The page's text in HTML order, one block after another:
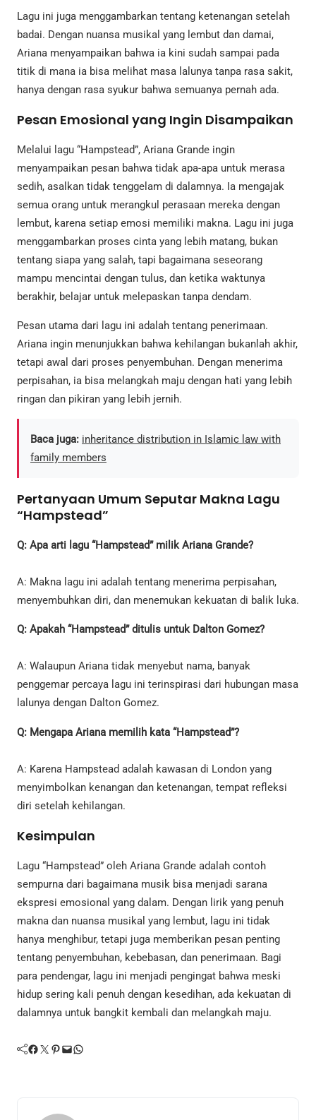
Lagu ini juga menggambarkan tentang ketenangan setelah
badai. Dengan nuansa musikal yang lembut dan damai,
Ariana menyampaikan bahwa ia kini sudah sampai pada
titik di mana ia bisa melihat masa lalunya tanpa rasa sakit,
hanya dengan rasa syukur bahwa semuanya pernah ada.
Pesan Emosional yang Ingin Disampaikan
Melalui lagu “Hampstead”, Ariana Grande ingin
menyampaikan pesan bahwa tidak apa-apa untuk merasa
sedih, asalkan tidak tenggelam di dalamnya. Ia mengajak
semua orang untuk merangkul perasaan mereka dengan
lembut, karena setiap emosi memiliki makna. Lagu ini juga
menggambarkan proses cinta yang lebih matang, bukan
tentang siapa yang salah, tapi bagaimana seseorang
mampu mencintai dengan tulus, dan ketika waktunya
berakhir, belajar untuk melepaskan tanpa dendam.
Pesan utama dari lagu ini adalah tentang penerimaan.
Ariana ingin menunjukkan bahwa kehilangan bukanlah akhir,
tetapi awal dari proses penyembuhan. Dengan menerima
perpisahan, ia bisa melangkah maju dengan hati yang lebih
ringan dan pikiran yang lebih jernih.
Baca juga: inheritance distribution in Islamic law with
family members
Pertanyaan Umum Seputar Makna Lagu
“Hampstead”
Q: Apa arti lagu “Hampstead” milik Ariana Grande?
A: Makna lagu ini adalah tentang menerima perpisahan,
menyembuhkan diri, dan menemukan kekuatan di balik luka.
Q: Apakah “Hampstead” ditulis untuk Dalton Gomez?
A: Walaupun Ariana tidak menyebut nama, banyak
penggemar percaya lagu ini terinspirasi dari hubungan masa
lalunya dengan Dalton Gomez.
Q: Mengapa Ariana memilih kata “Hampstead”?
A: Karena Hampstead adalah kawasan di London yang
menyimbolkan kenangan dan ketenangan, tempat refleksi
diri setelah kehilangan.
Kesimpulan
Lagu “Hampstead” oleh Ariana Grande adalah contoh
sempurna dari bagaimana musik bisa menjadi sarana
ekspresi emosional yang dalam. Dengan lirik yang penuh
makna dan nuansa musikal yang lembut, lagu ini tidak
hanya menghibur, tetapi juga memberikan pesan penting
tentang penyembuhan, kebebasan, dan penerimaan. Bagi
para pendengar, lagu ini menjadi pengingat bahwa meski
hidup sering kali penuh dengan kesedihan, ada kekuatan di
dalamnya untuk bangkit kembali dan melangkah maju.
Facebook Twitter Pinterest Mail WhatsApp